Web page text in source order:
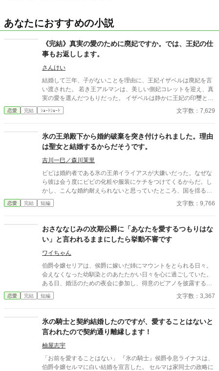
あなたにおすすめの小説
《完結》真実の愛のために廃妃ですか。では、王妃の仕
事もお返しします。
さんけい
結婚して三年、子がないことを理由に、王妃イザベルは廃妃を言
い渡された。 若き王アルマンは、美しい側妃コレットを迎え、真
実の愛を選んだつもりだった。 イザベルは静かに王妃の印璽と鍵
を返し、王宮を去る。 だがその日から、神殿、諸侯、隣国、慈善
事業――王妃が支えていたものが次々と止まり始めた。 廃妃にし
を知るのだろうか？
恋愛 完結 ｼｮｰﾄｼｮｰﾄ 文字数：7,629
氷の王弟殿下から婚約破棄を突き付けられました。理由
は聖女と結婚するからだそうです。
吉川一巳／森川茉里
ビビは婚約者である氷の王弟イライアスが大嫌いだった。なぜな
ら彼は会う度にビビの化粧や服装にケチをつけてくるからだ。し
かし、こんな婚約耐えられないと思っていたところ、国を揺るが
す大事件が起こり、イライアスから神の国から召喚される聖女と
結婚しなくてはいけなくなったから破談にしたいという申し出を
は神官となるのだが、招かれた聖女には問題があって……。小説
家になろう、カクヨムにも投稿しています。
恋愛 完結 短編 文字数：9,766
おさななじみの次期公爵に「あなたを愛するつもりはな
い」と言われるままにしたら挙動不審です
ワイちゃん
伯爵令嬢セリアは、侯爵に嫁いだ姉にマウントをとられる日々。
会えなくなった幼馴染とのあたたかい日々を心に過ごしていた。
ある日、婚活のための夜会に参加し、得意のピアノを披露する
と、幼馴染と再会し、次の日には公爵の幼馴染に求婚されること
に。しかし、幼馴染には「あなたを愛するつもりはない」と言わ
り……？
恋愛 完結 短編 文字数：3,367
氷の騎士と契約結婚したのですが、愛することはないと
言われたので契約通り離縁します！
柚屋志宇
「お前を愛することはない」 『氷の騎士』侯爵令息ライナスは、
伯爵令嬢セルマに白い結婚を宣言した。 セルマは家同士の政略に